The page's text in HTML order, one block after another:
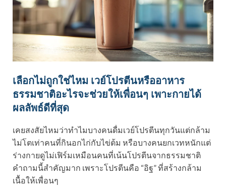
เลือกไม่ถูกใช่ไหม เวย์โปรตีนหรืออาหาร
ธรรมชาติอะไรจะช่วยให้เพื่อนๆ เพาะกายได้
ผลลัพธ์ดีที่สุด
เคยสงสัยไหมว่าทำไมบางคนดื่มเวย์โปรตีนทุกวันแต่กล้าม
ไม่โตเท่าคนที่กินอกไก่กับไข่ต้ม หรือบางคนยกเวทหนักแต่
ร่างกายดูไม่เฟิร์มเหมือนคนที่เน้นโปรตีนจากธรรมชาติ
คำถามนี้สำคัญมาก เพราะโปรตีนคือ “อิฐ” ที่สร้างกล้าม
เนื้อให้เพื่อนๆ